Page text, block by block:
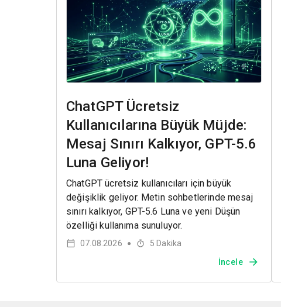
ChatGPT Ücretsiz
Kullanıcılarına Büyük Müjde:
Mesaj Sınırı Kalkıyor, GPT-5.6
Luna Geliyor!
ChatGPT ücretsiz kullanıcıları için büyük
değişiklik geliyor. Metin sohbetlerinde mesaj
sınırı kalkıyor, GPT-5.6 Luna ve yeni Düşün
özelliği kullanıma sunuluyor.
07.08.2026 ● 5 Dakika
İncele